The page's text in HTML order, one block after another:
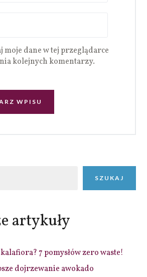
moje dane w tej przeglądarce
kolejnych komentarzy.
SZUKAJ
artykuły
7 pomysłów zero waste!
dojrzewanie awokado